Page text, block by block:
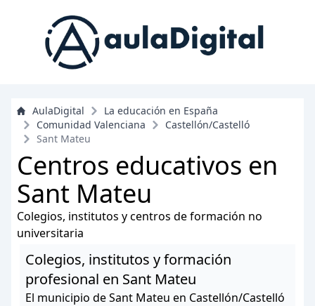
AulaDigital
La educación en España
Comunidad Valenciana
Castellón/Castelló
Sant Mateu
Centros educativos en
Sant Mateu
Colegios, institutos y centros de formación no
universitaria
Colegios, institutos y formación
profesional en Sant Mateu
El municipio de Sant Mateu en Castellón/Castelló